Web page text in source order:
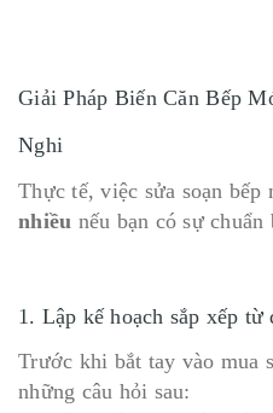
Giải Pháp Biến Căn Bếp
Nghi
Thực tế, việc sửa soạn bếp
nhiều nếu bạn có sự
1. Lập kế hoạch sắp xếp từ
Trước khi bắt tay vào mua
những câu hỏi sau: